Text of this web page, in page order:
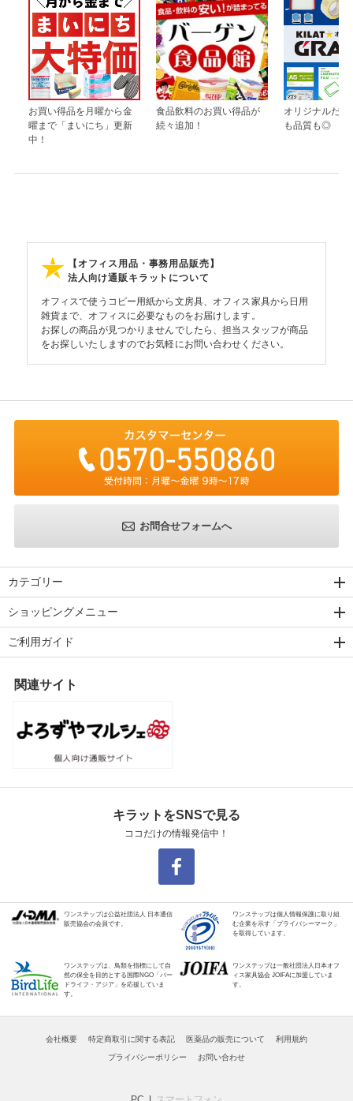
お買い得品を月曜から金
曜まで「まいにち」更新
中！
食品飲料のお買い得品が
続々追加！
オリジナルだか
も品質も◎
【オフィス用品・事務用品販売】
法人向け通販キラットについて
オフィスで使うコピー用紙から文房具、オフィス家具から日用
雑貨まで、オフィスに必要なものをお届けします。
お探しの商品が見つかりませんでしたら、担当スタッフが商品
をお探しいたしますのでお気軽にお問い合わせください。
お問合せフォームへ
カテゴリー
ショッピングメニュー
ご利用ガイド
関連サイト
キラットをSNSで見る
ココだけの情報発信中！
ワンステップは公益社団法人 日本通信
販売協会の会員です。
ワンステップは個人情報保護に取り組
む企業を示す「プライバシーマーク」
を取得しています。
ワンステップは、鳥類を指標にして自
然の保全を目的とする国際NGO「バー
ドライフ・アジア」を応援していま
す。
ワンステップは一般社団法人日本オフ
ィス家具協会 JOIFAに加盟していま
す。
会社概要 特定商取引に関する表記 医薬品の販売について 利用規約
プライバシーポリシー お問い合わせ